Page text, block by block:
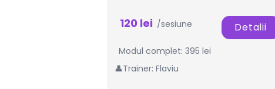
120 lei /sesiune Detalii
Modul complet: 395 lei
👤Trainer: Flaviu